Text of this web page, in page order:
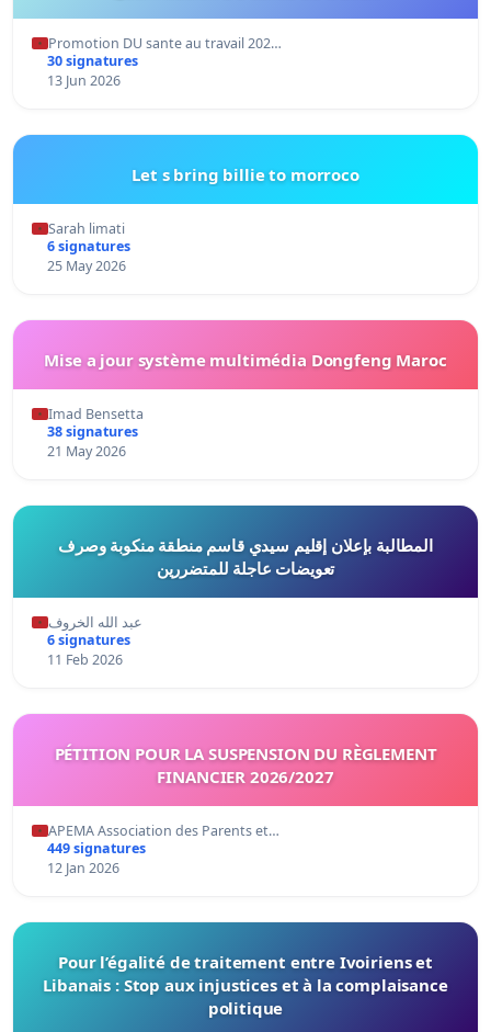
Promotion DU sante au travail 202…
30 signatures
13 Jun 2026
Let s bring billie to morroco
Sarah limati
6 signatures
25 May 2026
Mise a jour système multimédia Dongfeng Maroc
Imad Bensetta
38 signatures
21 May 2026
المطالبة بإعلان إقليم سيدي قاسم منطقة منكوبة وصرف
تعويضات عاجلة للمتضررين
عبد الله الخروف
6 signatures
11 Feb 2026
PÉTITION POUR LA SUSPENSION DU RÈGLEMENT
FINANCIER 2026/2027
APEMA Association des Parents et…
449 signatures
12 Jan 2026
Pour l’égalité de traitement entre Ivoiriens et
Libanais : Stop aux injustices et à la complaisance
politique